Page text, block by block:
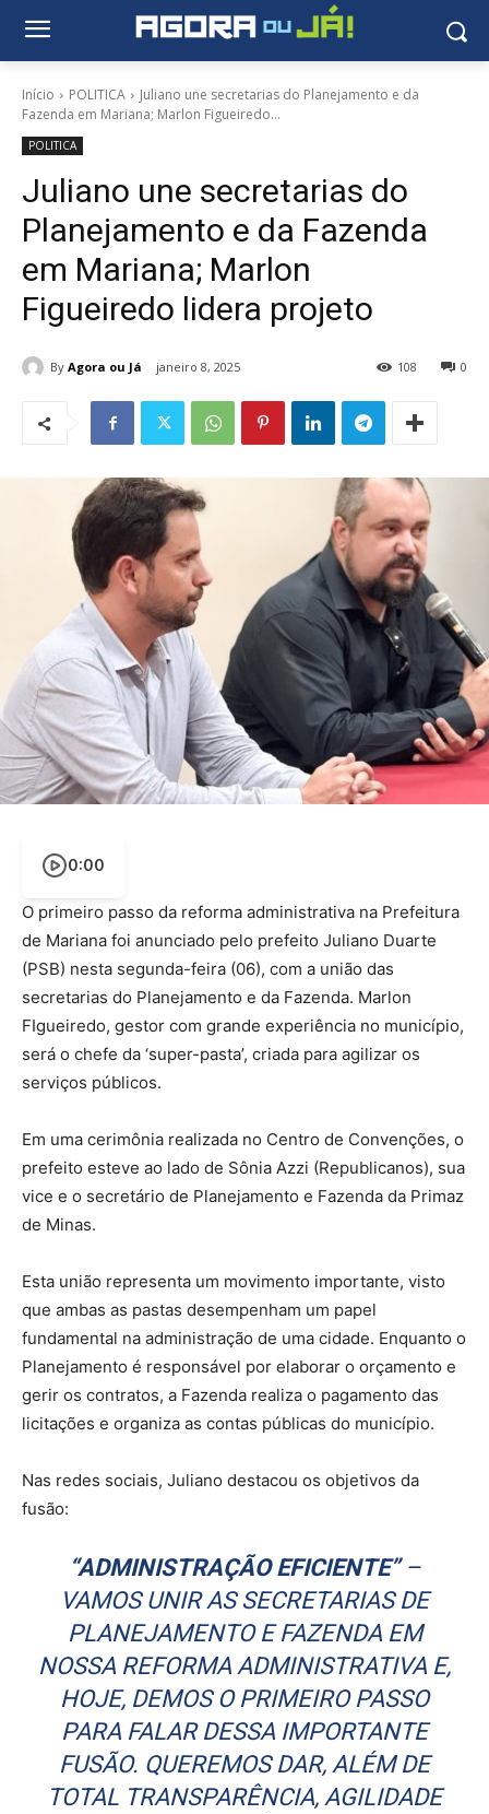
Início POLITICA
Juliano une secretarias do Planejamento e da
Fazenda em Mariana; Marlon Figueiredo...
POLITICA
Juliano une secretarias do
Planejamento e da Fazenda
em Mariana; Marlon
Figueiredo lidera projeto
By Agora ou Já janeiro 8, 2025 0
108
0:00
O primeiro passo da reforma administrativa na Prefeitura
de Mariana foi anunciado pelo prefeito Juliano Duarte
(PSB) nesta segunda-feira (06), com a união das
secretarias do Planejamento e da Fazenda. Marlon
FIgueiredo, gestor com grande experiência no município,
será o chefe da ‘super-pasta’, criada para agilizar os
serviços públicos.
Em uma cerimônia realizada no Centro de Convenções, o
prefeito esteve ao lado de Sônia Azzi (Republicanos), sua
vice e o secretário de Planejamento e Fazenda da Primaz
de Minas.
Esta união representa um movimento importante, visto
que ambas as pastas desempenham um papel
fundamental na administração de uma cidade. Enquanto o
Planejamento é responsável por elaborar o orçamento e
gerir os contratos, a Fazenda realiza o pagamento das
licitações e organiza as contas públicas do município.
Nas redes sociais, Juliano destacou os objetivos da
fusão:
“ADMINISTRAÇÃO EFICIENTE”–
VAMOS UNIR AS SECRETARIAS DE
PLANEJAMENTO E FAZENDA EM
NOSSA REFORMA ADMINISTRATIVA E,
HOJE, DEMOS O PRIMEIRO PASSO
PARA FALAR DESSA IMPORTANTE
FUSÃO. QUEREMOS DAR, ALÉM DE
TOTAL TRANSPARÊNCIA, AGILIDADE